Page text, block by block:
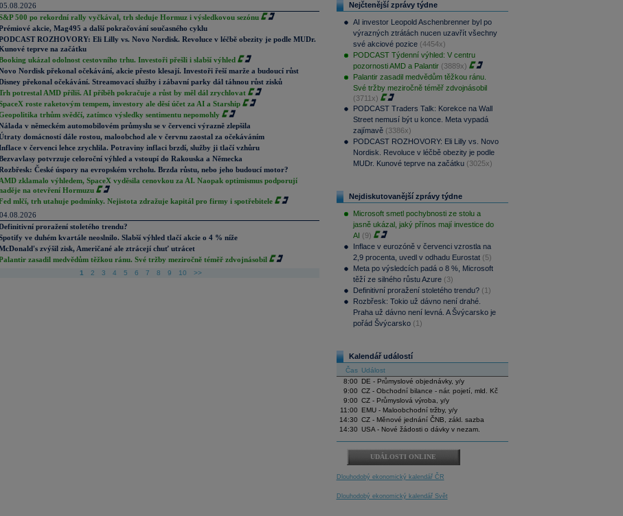
05.08.2026
500 po rekordní rally vyčkával, trh sleduje Hormuz i výsledkovou sezónu
akcie, Mag495 a další pokračování současného cyklu
ROZHOVORY: Eli Lilly vs. Novo Nordisk. Revoluce v léčbě obezity je podle MUDr.
teprve na začátku
ukázal odolnost cestovního trhu. Investoři přešli i slabší výhled
Nordisk překonal očekávání, akcie přesto klesají. Investoři řeší marže a budoucí růst
překonal očekávání. Streamovací služby i zábavní parky dál táhnou růst zisků
potrestal AMD příliš. AI příběh pokračuje a růst by měl dál zrychlovat
roste raketovým tempem, investory ale děsí účet za AI a Starship
trhům svědčí, zatímco výsledky sentimentu nepomohly
v německém automobilovém průmyslu se v červenci výrazně zlepšila
domácností dále rostou, maloobchod ale v červnu zaostal za očekáváním
v červenci lehce zrychlila. Potraviny inflaci brzdí, služby ji tlačí vzhůru
potvrzuje celoroční výhled a vstoupí do Rakouska a Německa
České úspory na evropském vrcholu. Brzda růstu, nebo jeho budoucí motor?
AMD zklamalo výhledem, SpaceX vyděsila cenovkou za AI. Naopak optimismus podporují
na otevření Hormuzu
mlčí, trh utahuje podmínky. Nejistota zdražuje kapitál pro firmy i spotřebitele
04.08.2026
proražení stoletého trendu?
ve duhém kvartále neoslnilo. Slabší výhled tlačí akcie o 4 % níže
zvýšil zisk, Američané ale ztrácejí chuť utrácet
zasadil medvědům těžkou ránu. Své tržby meziročně téměř zdvojnásobil
1 2 3 4 5 6 7 8 9 10 >>
Nejčtenější zprávy týdne
AI investor Leopold Aschenbrenner byl po
výrazných ztrátách nucen uzavřít všechny
své akciové pozice (4454x)
PODCAST Týdenní výhled: V centru
pozornosti AMD a Palantir (3889x)
Palantir zasadil medvědům těžkou ránu.
Své tržby meziročně téměř zdvojnásobil
(3711x)
PODCAST Traders Talk: Korekce na Wall
Street nemusí být u konce. Meta vypadá
zajímavě (3386x)
PODCAST ROZHOVORY: Eli Lilly vs. Novo
Nordisk. Revoluce v léčbě obezity je podle
MUDr. Kunové teprve na začátku (3025x)
Nejdiskutovanější zprávy týdne
Microsoft smetl pochybnosti ze stolu a
jasně ukázal, jaký přínos mají investice do
AI (9)
Inflace v eurozóně v červenci vzrostla na
2,9 procenta, uvedl v odhadu Eurostat (5)
Meta po výsledcích padá o 8 %, Microsoft
těží ze silného růstu Azure (3)
Definitivní proražení stoletého trendu? (1)
Rozbřesk: Tokio už dávno není drahé.
Praha už dávno není levná. A Švýcarsko je
pořád Švýcarsko (1)
Kalendář událostí
Čas Událost
8:00
DE - Průmyslové objednávky, y/y
9:00 CZ - Obchodní bilance - nár. pojetí, mld. Kč
9:00 CZ - Průmyslová výroba, y/y
11:00
EMU - Maloobchodní tržby, y/y
14:30 CZ - Měnové jednání ČNB, zákl. sazba
14:30 USA - Nové žádosti o dávky v nezam.
UDÁLOSTI ONLINE
Dlouhodobý ekonomický kalendář ČR
Dlouhodobý ekonomický kalendář Svět